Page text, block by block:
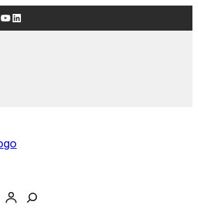
YouTube
LinkedIn